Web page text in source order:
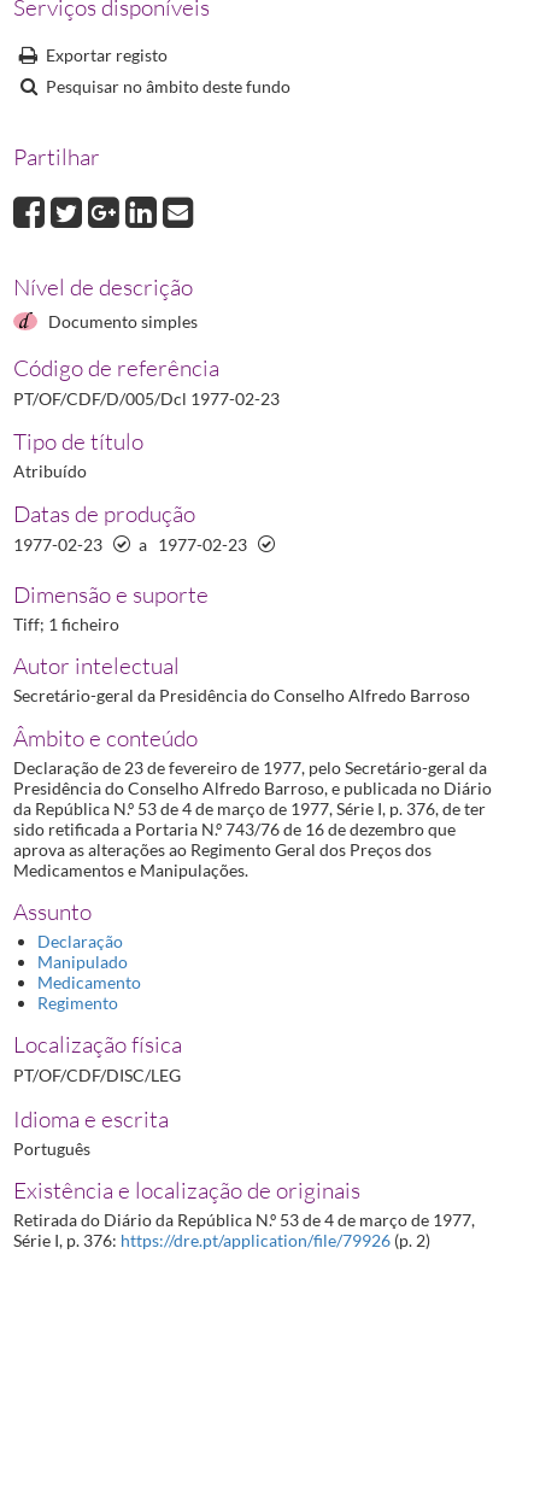
Serviços disponíveis
Exportar registo
Pesquisar no âmbito deste fundo
Partilhar
Nível de descrição
Documento simples
Código de referência
PT/OF/CDF/D/005/Dcl 1977-02-23
Tipo de título
Atribuído
Datas de produção
1977-02-23 a 1977-02-23
Dimensão e suporte
Tiff; 1 ficheiro
Autor intelectual
Secretário-geral da Presidência do Conselho Alfredo Barroso
Âmbito e conteúdo
Declaração de 23 de fevereiro de 1977, pelo Secretário-geral da
Presidência do Conselho Alfredo Barroso, e publicada no Diário
da República N.º 53 de 4 de março de 1977, Série I, p. 376, de ter
sido retificada a Portaria N.º 743/76 de 16 de dezembro que
aprova as alterações ao Regimento Geral dos Preços dos
Medicamentos e Manipulações.
Assunto
Declaração
Manipulado
Medicamento
Regimento
Localização física
PT/OF/CDF/DISC/LEG
Idioma e escrita
Português
Existência e localização de originais
Retirada do Diário da República N.º 53 de 4 de março de 1977,
Série I, p. 376: https://dre.pt/application/file/79926(p. 2)